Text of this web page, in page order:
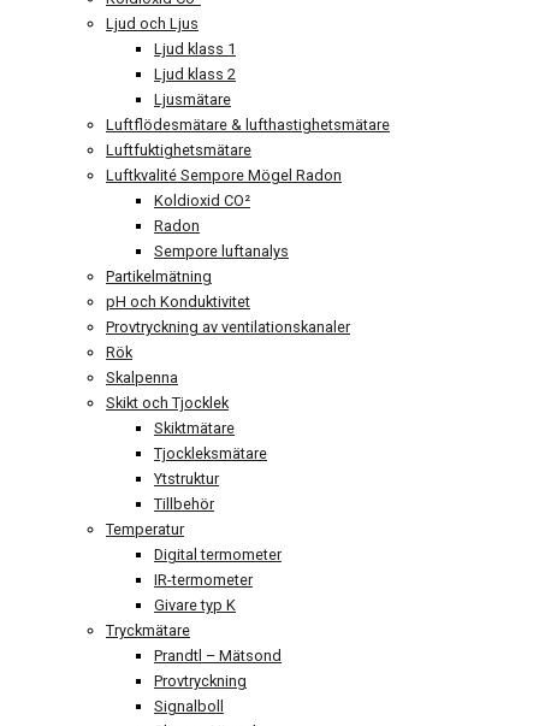
Ljud och Ljus
Ljud klass 1
Ljud klass 2
Ljusmätare
Luftflödesmätare & lufthastighetsmätare
Luftfuktighetsmätare
Luftkvalité Sempore Mögel Radon
Koldioxid CO²
Radon
Sempore luftanalys
Partikelmätning
pH och Konduktivitet
Provtryckning av ventilationskanaler
Rök
Skalpenna
Skikt och Tjocklek
Skiktmätare
Tjockleksmätare
Ytstruktur
Tillbehör
Temperatur
Digital termometer
IR-termometer
Givare typ K
Tryckmätare
Prandtl – Mätsond
Provtryckning
Signalboll